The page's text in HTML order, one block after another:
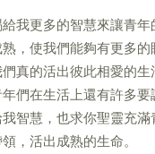
我更多的智慧來讓青年
，使我們能夠有更多的
真的活出彼此相愛的生
們在生活上還有許多要
智慧，也求你聖靈充滿
，活出成熟的生命。